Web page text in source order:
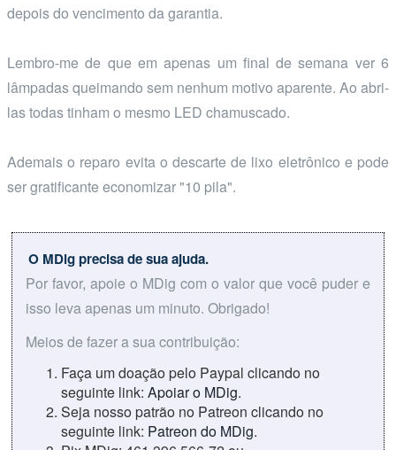
depois do vencimento da garantia.
Lembro-me de que em apenas um final de semana ver 6
lâmpadas queimando sem nenhum motivo aparente. Ao abri-
las todas tinham o mesmo LED chamuscado.
Ademais o reparo evita o descarte de lixo eletrônico e pode
ser gratificante economizar "10 pila".
O MDig precisa de sua ajuda.
Por favor, apoie o MDig com o valor que você puder e
isso leva apenas um minuto. Obrigado!
Meios de fazer a sua contribuição:
Faça um doação pelo Paypal clicando no
seguinte link: Apoiar o MDig.
Seja nosso patrão no Patreon clicando no
seguinte link: Patreon do MDig.